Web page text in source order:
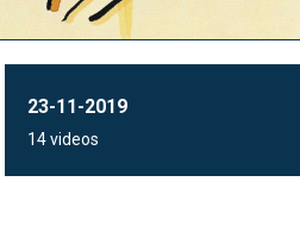
23-11-2019
14 videos